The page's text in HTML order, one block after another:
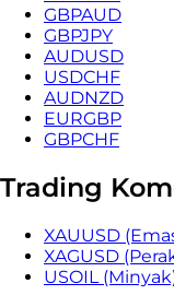
GBPAUD
GBPJPY
AUDUSD
USDCHF
AUDNZD
EURGBP
GBPCHF
Trading
XAUUSD
XAGUSD
USOIL